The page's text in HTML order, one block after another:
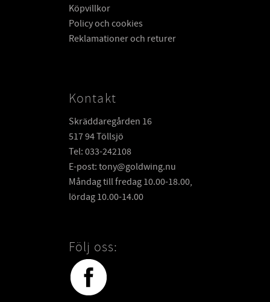
Köpvillkor
Policy och cookies
Reklamationer och returer
Kontakt
Skräddaregården 16
517 94 Töllsjö
Tel: 033-242108
E-post: tony@goldwing.nu
Måndag till fredag 10.00-18.00,
lördag 10.00-14.00
Följ oss: